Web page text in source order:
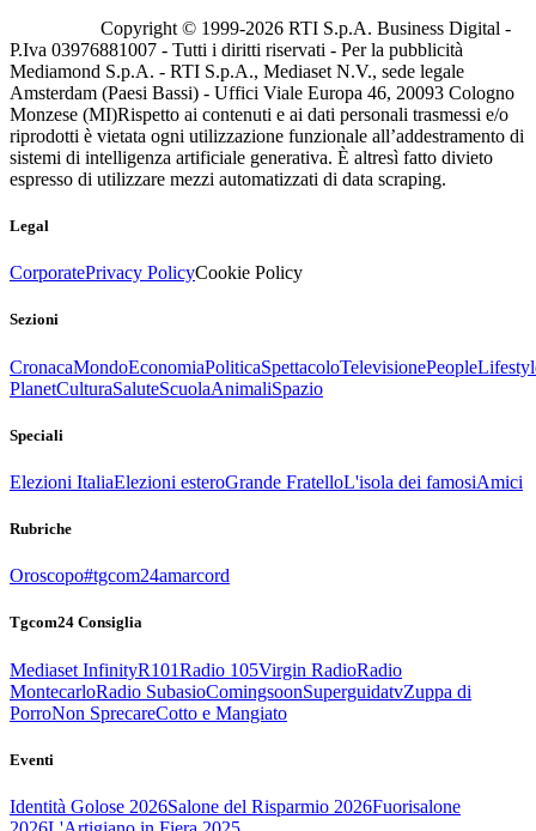
Copyright © 1999-2026 RTI S.p.A. Business Digital -
P.Iva 03976881007 - Tutti i diritti riservati - Per la pubblicità
Mediamond S.p.A. - RTI S.p.A., Mediaset N.V., sede legale
Amsterdam (Paesi Bassi) - Uffici Viale Europa 46, 20093 Cologno
Monzese (MI)Rispetto ai contenuti e ai dati personali trasmessi e/o
riprodotti è vietata ogni utilizzazione funzionale all’addestramento di
sistemi di intelligenza artificiale generativa. È altresì fatto divieto
espresso di utilizzare mezzi automatizzati di data scraping.
Legal
CorporatePrivacy PolicyCookie Policy
Sezioni
CronacaMondoEconomiaPoliticaSpettacoloTelevisionePeople
PlanetCulturaSaluteScuolaAnimaliSpazio
Speciali
Elezioni ItaliaElezioni esteroGrande FratelloL'isola dei famosiAmici
Rubriche
Oroscopo#tgcom24amarcord
Tgcom24 Consiglia
Mediaset InfinityR101Radio 105Virgin RadioRadio
MontecarloRadio SubasioComingsoonSuperguidatvZuppa di
PorroNon SprecareCotto e Mangiato
Eventi
Identità Golose 2026Salone del Risparmio 2026Fuorisalone